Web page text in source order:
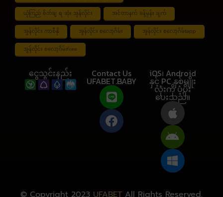
ယုံကြည် စိတ်ချ ရ ဆုံး အွန်လိုင်း အင်တာနက် ခန့်မှန်း ချက်
အွန်လိုင်း ကာစီနို အွန်လိုင်း စလော့ဂိမ်း အွန်လိုင်း စလော့ဂိမ်းapp
အွန်လိုင်း စလော့ဂိမ်းfree
ငွေသွင်းနည်း Contact Us
UFABET.BABY
iOS၊ Android
နှင့် PC နှစ်မျိုး
လုံးကို ပံ့ပိုး
ပေးသည်။